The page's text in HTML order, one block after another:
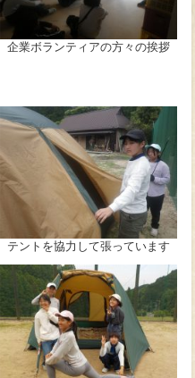
企業ボランティアの方々の挨拶
テントを協力して張っています